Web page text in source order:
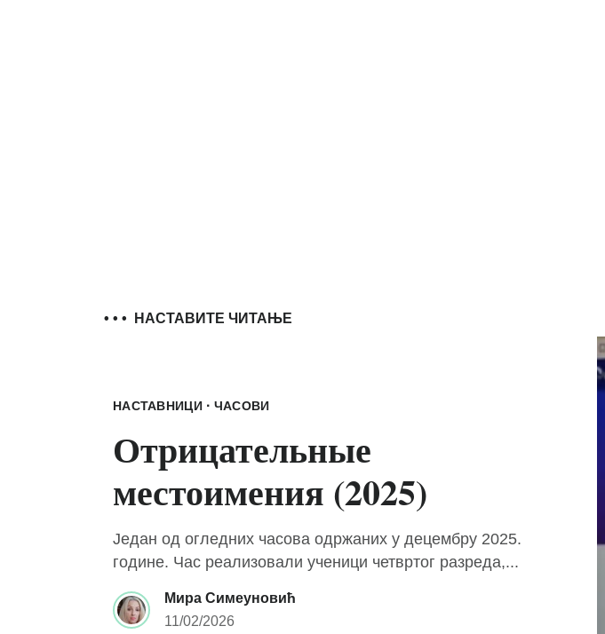
• • • НАСТАВИТЕ ЧИТАЊЕ
НАСТАВНИЦИ· ЧАСОВИ
Отрицательные
местоимения (2025)
Један од огледних часова одржаних у децембру 2025.
године. Час реализовали ученици четвртог разреда,...
Мира Симеуновић
11/02/2026